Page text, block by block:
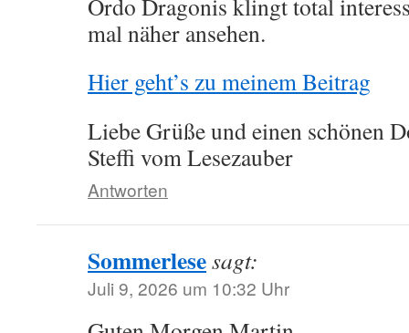
Ordo Dragonis klingt total
mal näher ansehen.
Hier geht’s zu meinem Beitrag
Liebe Grüße und einen schönen
Steffi vom Lesezauber
Antworten
Sommerlesesagt:
Juli 9, 2026 um 10:32 Uhr